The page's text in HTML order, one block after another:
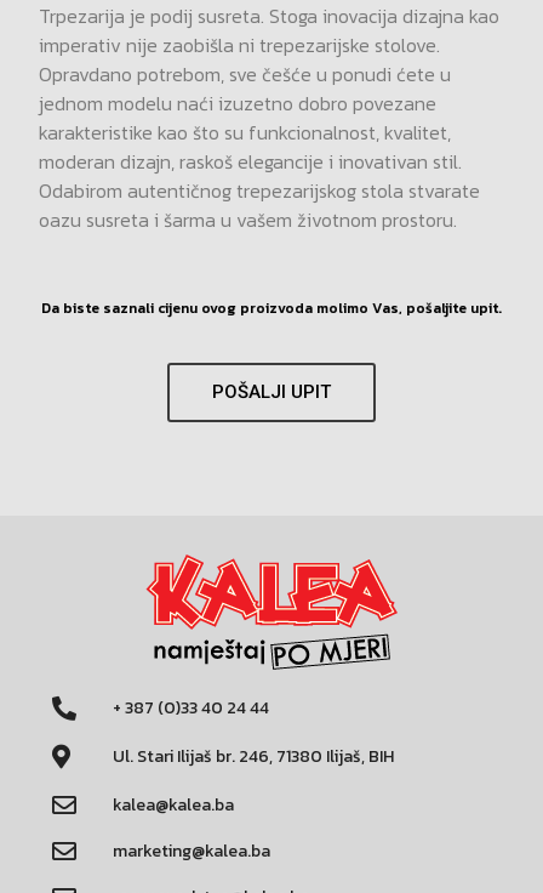
Trpezarija je podij susreta. Stoga inovacija dizajna kao
imperativ nije zaobišla ni trepezarijske stolove.
Opravdano potrebom, sve češće u ponudi ćete u
jednom modelu naći izuzetno dobro povezane
karakteristike kao što su funkcionalnost, kvalitet,
moderan dizajn, raskoš elegancije i inovativan stil.
Odabirom autentičnog trepezarijskog stola stvarate
oazu susreta i šarma u vašem životnom prostoru.
Da biste saznali cijenu ovog proizvoda molimo Vas, pošaljite upit.
POŠALJI UPIT
+ 387 (0)33 40 24 44
Ul. Stari Ilijaš br. 246, 71380 Ilijaš, BIH
kalea@kalea.ba
marketing@kalea.ba